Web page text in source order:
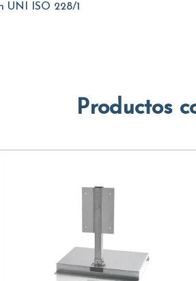
UNI ISO 228/1
Productos